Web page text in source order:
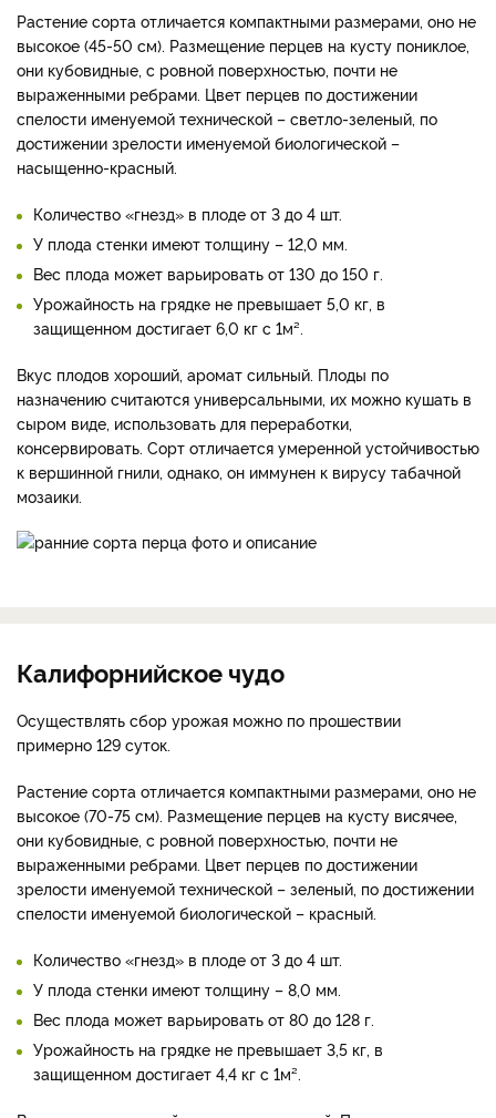
Растение сорта отличается компактными размерами, оно не
высокое (45-50 см). Размещение перцев на кусту пониклое,
они кубовидные, с ровной поверхностью, почти не
выраженными ребрами. Цвет перцев по достижении
спелости именуемой технической – светло-зеленый, по
достижении зрелости именуемой биологической –
насыщенно-красный.
Количество «гнезд» в плоде от 3 до 4 шт.
У плода стенки имеют толщину – 12,0 мм.
Вес плода может варьировать от 130 до 150 г.
Урожайность на грядке не превышает 5,0 кг, в
защищенном достигает 6,0 кг с 1м².
Вкус плодов хороший, аромат сильный. Плоды по
назначению считаются универсальными, их можно кушать в
сыром виде, использовать для переработки,
консервировать. Сорт отличается умеренной устойчивостью
к вершинной гнили, однако, он иммунен к вирусу табачной
мозаики.
Калифорнийское чудо
Осуществлять сбор урожая можно по прошествии
примерно 129 суток.
Растение сорта отличается компактными размерами, оно не
высокое (70-75 см). Размещение перцев на кусту висячее,
они кубовидные, с ровной поверхностью, почти не
выраженными ребрами. Цвет перцев по достижении
зрелости именуемой технической – зеленый, по достижении
спелости именуемой биологической – красный.
Количество «гнезд» в плоде от 3 до 4 шт.
У плода стенки имеют толщину – 8,0 мм.
Вес плода может варьировать от 80 до 128 г.
Урожайность на грядке не превышает 3,5 кг, в
защищенном достигает 4,4 кг с 1м².